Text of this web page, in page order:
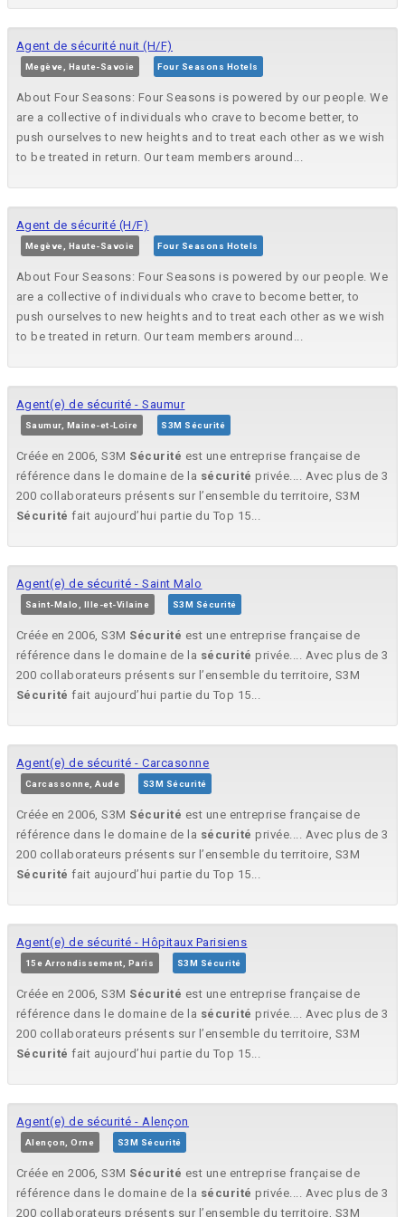
Agent de sécurité nuit (H/F)
Megève, Haute-Savoie Four Seasons Hotels
About Four Seasons: Four Seasons is powered by our people. We
are a collective of individuals who crave to become better, to
push ourselves to new heights and to treat each other as we wish
to be treated in return. Our team members around...
Agent de sécurité (H/F)
Megève, Haute-Savoie Four Seasons Hotels
About Four Seasons: Four Seasons is powered by our people. We
are a collective of individuals who crave to become better, to
push ourselves to new heights and to treat each other as we wish
to be treated in return. Our team members around...
Agent(e) de sécurité - Saumur
Saumur, Maine-et-Loire S3M Sécurité
Créée en 2006, S3M Sécurité est une entreprise française de
référence dans le domaine de la sécurité privée.... Avec plus de 3
200 collaborateurs présents sur l’ensemble du territoire, S3M
Sécurité fait aujourd’hui partie du Top 15...
Agent(e) de sécurité - Saint Malo
Saint-Malo, Ille-et-Vilaine S3M Sécurité
Créée en 2006, S3M Sécurité est une entreprise française de
référence dans le domaine de la sécurité privée.... Avec plus de 3
200 collaborateurs présents sur l’ensemble du territoire, S3M
Sécurité fait aujourd’hui partie du Top 15...
Agent(e) de sécurité - Carcasonne
Carcassonne, Aude S3M Sécurité
Créée en 2006, S3M Sécurité est une entreprise française de
référence dans le domaine de la sécurité privée.... Avec plus de 3
200 collaborateurs présents sur l’ensemble du territoire, S3M
Sécurité fait aujourd’hui partie du Top 15...
Agent(e) de sécurité - Hôpitaux Parisiens
15e Arrondissement, Paris S3M Sécurité
Créée en 2006, S3M Sécurité est une entreprise française de
référence dans le domaine de la sécurité privée.... Avec plus de 3
200 collaborateurs présents sur l’ensemble du territoire, S3M
Sécurité fait aujourd’hui partie du Top 15...
Agent(e) de sécurité - Alençon
Alençon, Orne S3M Sécurité
Créée en 2006, S3M Sécurité est une entreprise française de
référence dans le domaine de la sécurité privée.... Avec plus de 3
200 collaborateurs présents sur l’ensemble du territoire, S3M